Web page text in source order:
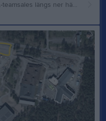
b>Hejsan! Nu ligger loggan på XXL-teamsales längs ner här på förstasidan. Eller till höger under Aurora på IFK Hammarös hemsida Klicka där/skrolla ner och välj klubb. Sen kan Ni beställa när Ni vill och kan på föreningssortimentet. Möjligheten att prova våra produkter finns på XXL på Välsviken. Där har Vi vårt sortiment på egen hyllavdelning som finns på väggen till vänster när man kommer in i butiken. Längst in i första hörnet av butiken. när Ni går in genom portarna! Lycka till!